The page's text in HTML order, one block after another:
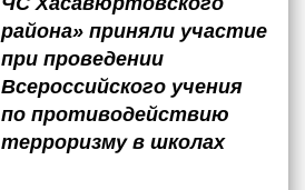
района» приняли участие
при проведении
Всероссийского учения
по противодействию
терроризму в школах